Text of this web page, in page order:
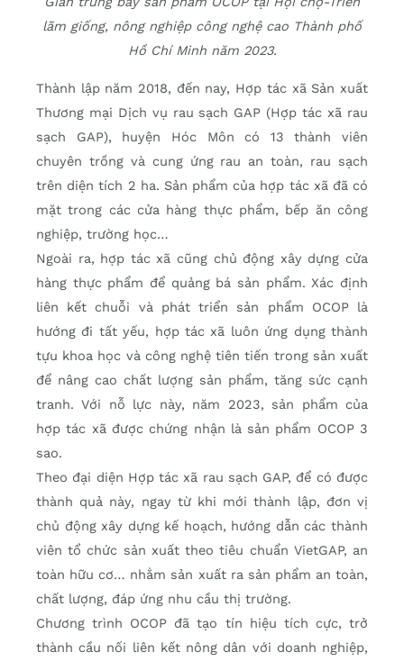
lãm giống, nông nghiệp công nghệ cao Thành phố
Hồ Chí Minh năm 2023.
Thành lập năm 2018, đến nay, Hợp tác xã Sản xuất
Thương mại Dịch vụ rau sạch GAP (Hợp tác xã rau
sạch GAP), huyện Hóc Môn có 13 thành viên
chuyên trồng và cung ứng rau an toàn, rau sạch
trên diện tích 2 ha. Sản phẩm của hợp tác xã đã có
mặt trong các cửa hàng thực phẩm, bếp ăn công
nghiệp, trường học…
Ngoài ra, hợp tác xã cũng chủ động xây dựng cửa
hàng thực phẩm để quảng bá sản phẩm. Xác định
liên kết chuỗi và phát triển sản phẩm OCOP là
hướng đi tất yếu, hợp tác xã luôn ứng dụng thành
tựu khoa học và công nghệ tiên tiến trong sản xuất
để nâng cao chất lượng sản phẩm, tăng sức cạnh
tranh. Với nỗ lực này, năm 2023, sản phẩm của
hợp tác xã được chứng nhận là sản phẩm OCOP 3
sao.
Theo đại diện Hợp tác xã rau sạch GAP, để có được
thành quả này, ngay từ khi mới thành lập, đơn vị
chủ động xây dựng kế hoạch, hướng dẫn các thành
viên tổ chức sản xuất theo tiêu chuẩn VietGAP, an
toàn hữu cơ… nhằm sản xuất ra sản phẩm an toàn,
chất lượng, đáp ứng nhu cầu thị trường.
Chương trình OCOP đã tạo tín hiệu tích cực, trở
thành cầu nối liên kết nông dân với doanh nghiệp,